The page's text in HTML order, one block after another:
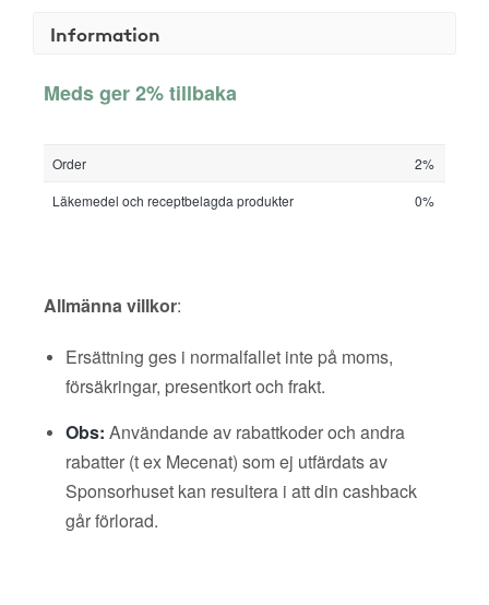
Information
Meds ger 2% tillbaka
Order
2%
Läkemedel och receptbelagda produkter
0%
Allmänna villkor:
Ersättning ges i normalfallet inte på moms,
försäkringar, presentkort och frakt.
Obs: Användande av rabattkoder och andra
rabatter (t ex Mecenat) som ej utfärdats av
Sponsorhuset kan resultera i att din cashback
går förlorad.